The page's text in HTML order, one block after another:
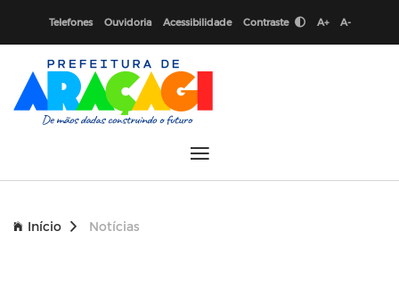
Telefones Ouvidoria Acessibilidade Contraste A+ A-
Início Notícias